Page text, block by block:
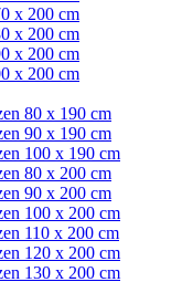
x 200 cm
x 200 cm
x 200 cm
x 200 cm
80 x 190 cm
90 x 190 cm
100 x 190 cm
80 x 200 cm
90 x 200 cm
100 x 200 cm
110 x 200 cm
120 x 200 cm
130 x 200 cm